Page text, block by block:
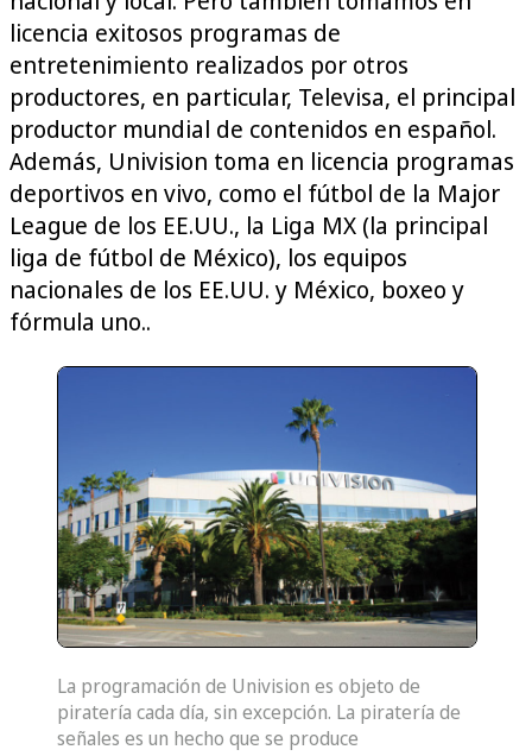
licencia exitosos programas de
entretenimiento realizados por otros
productores, en particular, Televisa, el principal
productor mundial de contenidos en español.
Además, Univision toma en licencia programas
deportivos en vivo, como el fútbol de la Major
League de los EE.UU., la Liga MX (la principal
liga de fútbol de México), los equipos
nacionales de los EE.UU. y México, boxeo y
fórmula uno..
La programación de Univision es objeto de
piratería cada día, sin excepción. La piratería de
señales es un hecho que se produce